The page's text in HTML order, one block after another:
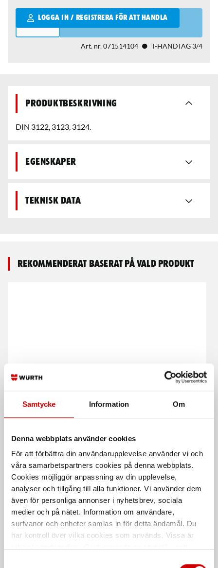
Samtycke Information Om
Denna webbplats använder cookies
För att förbättra din användarupplevelse använder vi och
våra samarbetspartners cookies på denna webbplats.
Cookies möjliggör anpassning av din upplevelse,
analyser och tillgång till alla funktioner. Vi använder dem
även för personliga annonser i nyhetsbrev, sociala
medier och på nätet. Information om användare,
surfvanor och enheter samlas in för detta ändamål. Du
har kontroll över vilka cookies som används. Vissa är
LOGGA IN / REGISTRERA FÖR ATT HANDLA
Qantity
Art. nr.071514104 T-HANDTAG 3/4
Produktbeskrivning
DIN 3122, 3123, 3124.
Egenskaper
Teknisk data
Rekommenderat baserat på vald produkt
T-handtag 1/2 tum
Skjutbart handtag med kulspärr kan
Spärrskaft 3/4"
72 tandat spärrhuvud, Würth
DIN 3122
ISO 3315
Dragskaft 1/2" ledat 490
mm
Krafthylsa 1" 50 mm
50 mm